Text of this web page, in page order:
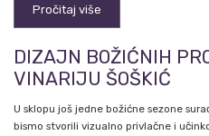
Pročitaj više
DIZAJN BOŽIĆNIH
VINARIJU ŠOŠKIĆ
U sklopu još jedne božićne sezone
bismo stvorili vizualno privlačne i